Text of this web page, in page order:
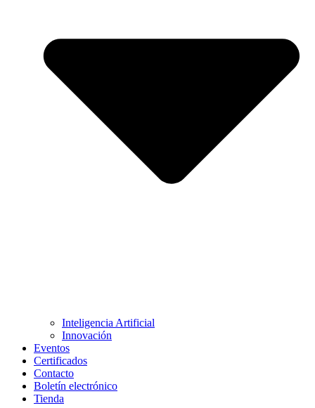
Inteligencia Artificial
Innovación
Eventos
Certificados
Contacto
Boletín electrónico
Tienda